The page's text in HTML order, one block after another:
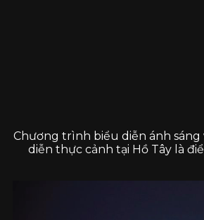
Chương trình biểu diễn ánh
diễn thực cảnh tại Hồ Tây là